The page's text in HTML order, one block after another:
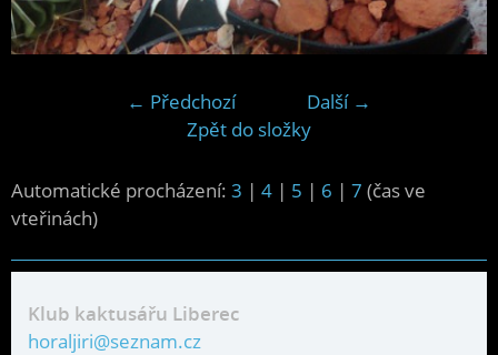
← Předchozí
Další →
Zpět do složky
Automatické procházení: 3 | 4 | 5 | 6 | 7 (čas ve
vteřinách)
Klub kaktusářu Liberec
horaljiri@seznam.cz